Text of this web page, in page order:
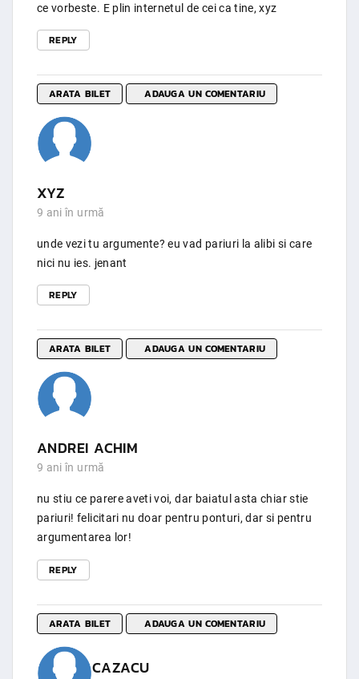
ce vorbeste. E plin internetul de cei ca tine, xyz
REPLY
ARATA BILET ADAUGA UN COMENTARIU
XYZ
9 ani în urmă
unde vezi tu argumente? eu vad pariuri la alibi si care
nici nu ies. jenant
REPLY
ARATA BILET ADAUGA UN COMENTARIU
ANDREI ACHIM
9 ani în urmă
nu stiu ce parere aveti voi, dar baiatul asta chiar stie
pariuri! felicitari nu doar pentru ponturi, dar si pentru
argumentarea lor!
REPLY
ARATA BILET ADAUGA UN COMENTARIU
CAZACU